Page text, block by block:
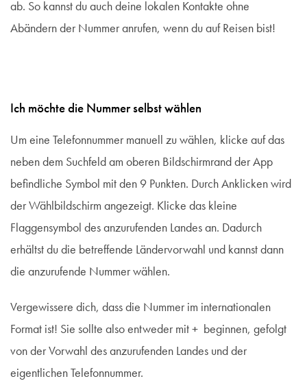
ab. So kannst du auch deine lokalen Kontakte ohne
Abändern der Nummer anrufen, wenn du auf Reisen bist!
Ich möchte die Nummer selbst wählen
Um eine Telefonnummer manuell zu wählen, klicke auf das
neben dem Suchfeld am oberen Bildschirmrand der App
befindliche Symbol mit den 9 Punkten. Durch Anklicken wird
der Wählbildschirm angezeigt. Klicke das kleine
Flaggensymbol des anzurufenden Landes an. Dadurch
erhältst du die betreffende Ländervorwahl und kannst dann
die anzurufende Nummer wählen.
Vergewissere dich, dass die Nummer im internationalen
Format ist! Sie sollte also entweder mit + beginnen, gefolgt
von der Vorwahl des anzurufenden Landes und der
eigentlichen Telefonnummer.